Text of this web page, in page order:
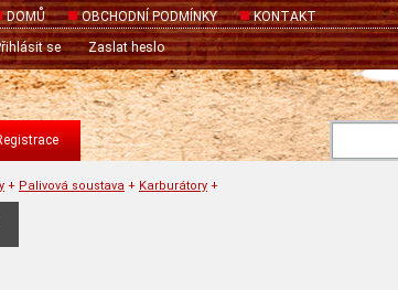
DOMŮ OBCHODNÍ PODMÍNKY
KONTAKT
se
Zaslat heslo
+ Palivová soustava + Karburátory +